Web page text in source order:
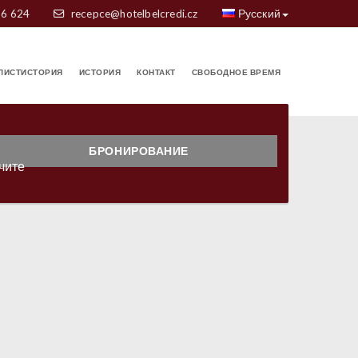
624 recepce@hotelbelcredi.cz Русский
ИСТОРИЯ КОНТАКТ СВОБОДНОЕ ВРЕМЯ
БРОНИРОВАНИЕ